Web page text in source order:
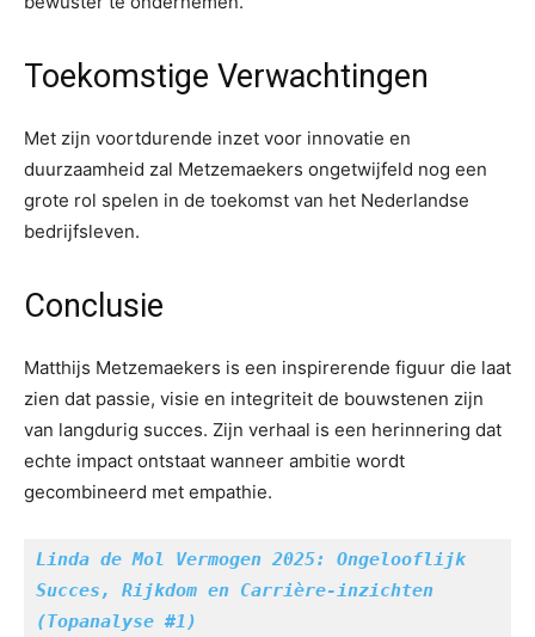
Toekomstige Verwachtingen
Met zijn voortdurende inzet voor innovatie en
duurzaamheid zal Metzemaekers ongetwijfeld nog een
grote rol spelen in de toekomst van het Nederlandse
bedrijfsleven.
Conclusie
Matthijs Metzemaekers is een inspirerende figuur die laat
zien dat passie, visie en integriteit de bouwstenen zijn
van langdurig succes. Zijn verhaal is een herinnering dat
echte impact ontstaat wanneer ambitie wordt
gecombineerd met empathie.
Linda de Mol Vermogen 2025: Ongelooflijk
Succes, Rijkdom en Carrière-inzichten
(Topanalyse #1)